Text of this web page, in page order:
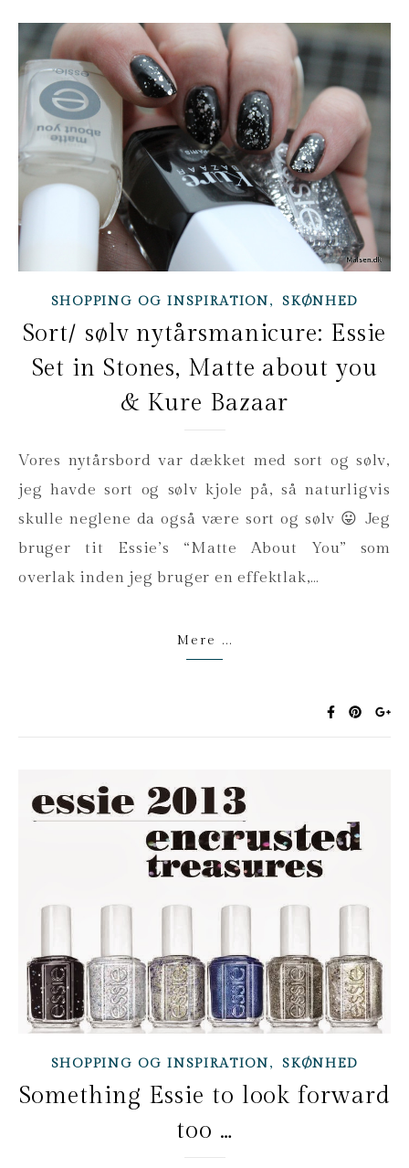
SHOPPING OG INSPIRATION,SKØNHED
Sort/ sølv nytårsmanicure: Essie
Set in Stones, Matte about you
& Kure Bazaar
Vores nytårsbord var dækket med sort og sølv,
jeg havde sort og sølv kjole på, så naturligvis
skulle neglene da også være sort og sølv 😛 Jeg
bruger tit Essie’s “Matte About You” som
overlak inden jeg bruger en effektlak,…
Mere ...
SHOPPING OG INSPIRATION,SKØNHED
Something Essie to look forward
too …